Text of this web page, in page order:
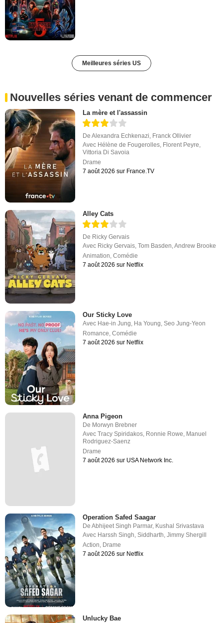
Meilleures séries US
Nouvelles séries venant de commencer
La mère et l'assassin
DeAlexandra Echkenazi Franck Ollivier
Avec Hélène de Fougerolles Florent Peyre
Vittoria Di Savoia
Drame
7 août 2026 sur France.TV
Alley Cats
De Ricky Gervais
Avec Ricky Gervais,Tom Basden,Andrew Brooke
Animation,Comédie
7 août 2026 sur Netflix
Our Sticky Love
Avec Hae-in Jung, Ha Young,Seo Jung-Yeon
Romance,Comédie
7 août 2026 sur Netflix
Anna Pigeon
De Morwyn Brebner
AvecTracy Spiridakos Ronnie Rowe Manuel
Rodriguez-Saenz
Drame
7 août 2026 sur USA Network Inc.
Operation Safed Saagar
DeAbhijeet Singh Parmar, Kushal Srivastava
Avec Harssh Singh,Siddharth,Jimmy Shergill
Action, Drame
7 août 2026 sur Netflix
Unlucky Bae